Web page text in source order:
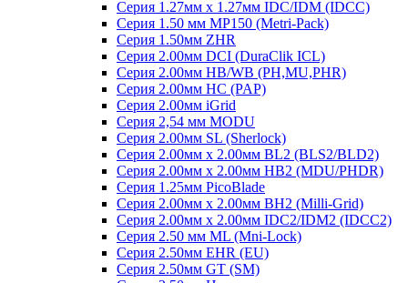
Серия 1.27мм x 1.27мм IDC/IDM (IDCC)
Серия 1.50 мм MP150 (Metri-Pack)
Серия 1.50мм ZHR
Серия 2.00мм DCI (DuraClik ICL)
Серия 2.00мм HB/WB (PH,MU,PHR)
Серия 2.00мм HC (PAP)
Серия 2.00мм iGrid
Серия 2,54 мм MODU
Серия 2.00мм SL (Sherlock)
Серия 2.00мм x 2.00мм BL2 (BLS2/BLD2)
Серия 2.00мм x 2.00мм HB2 (MDU/PHDR)
Серия 1.25мм PicoBlade
Серия 2.00мм х 2.00мм BH2 (Milli-Grid)
Серия 2.00мм х 2.00мм IDC2/IDM2 (IDCC2)
Серия 2.50 мм ML (Mni-Lock)
Серия 2.50мм EHR (EU)
Серия 2.50мм GT (SM)